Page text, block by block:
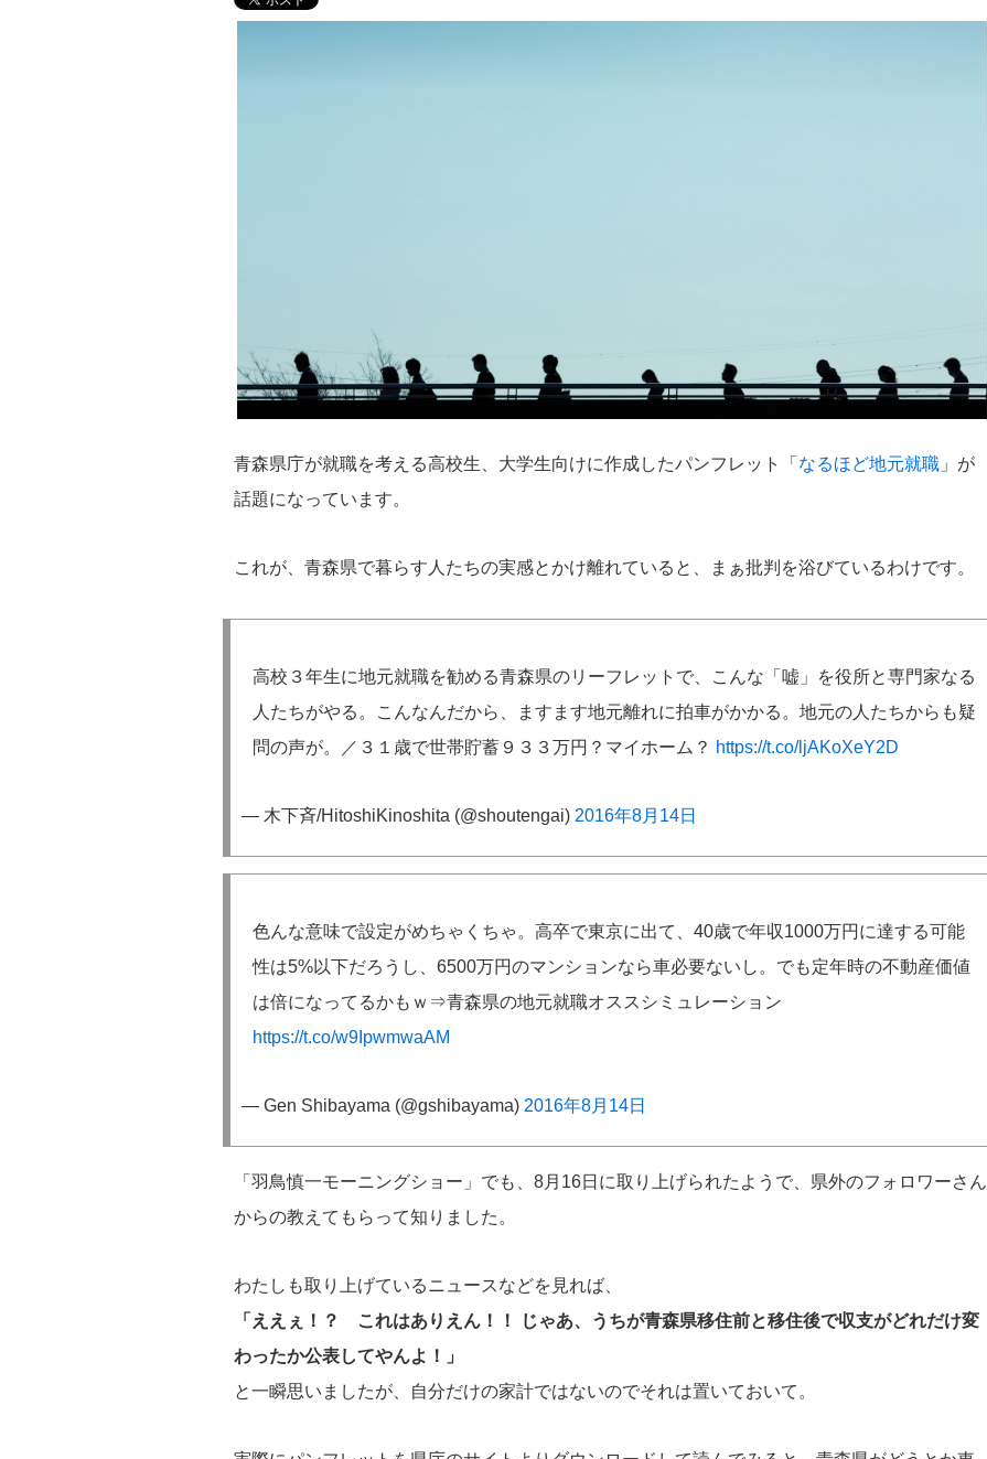
青森県庁が就職を考える高校生、大学生向けに作成したパンフレット「 なるほど地元就職 」が
話題になっています。
これが、青森県で暮らす人たちの実感とかけ離れていると、まぁ批判を浴びているわけです。
高校３年生に地元就職を勧める青森県のリーフレットで、こんな「嘘」を役所と専門家なる
人たちがやる。こんなんだから、ますます地元離れに拍車がかかる。地元の人たちからも疑
問の声が。／３１歳で世帯貯蓄９３３万円？マイホーム？ https://t.co/ljAKoXeY2D
— 木下斉/HitoshiKinoshita (@shoutengai) 2016年8月14日
色んな意味で設定がめちゃくちゃ。高卒で東京に出て、40歳で年収1000万円に達する可能
性は5%以下だろうし、6500万円のマンションなら車必要ないし。でも定年時の不動産価値
は倍になってるかもｗ⇒青森県の地元就職オススシミュレーション
https://t.co/w9IpwmwaAM
— Gen Shibayama (@gshibayama) 2016年8月14日
「羽鳥慎一モーニングショー」でも、8月16日に取り上げられたようで、県外のフォロワーさん
からの教えてもらって知りました。
わたしも取り上げているニュースなどを見れば、
「ええぇ！？ これはありえん！！ じゃあ、うちが青森県移住前と移住後で収支がどれだけ変
わったか公表してやんよ！」
と一瞬思いましたが、自分だけの家計ではないのでそれは置いておいて。